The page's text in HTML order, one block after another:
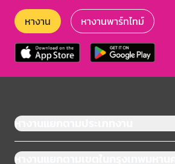
หางาน หางานพาร์ทไทม์
หางานแยกตามประเภทงาน
หางานแยกตามเขตในกรุงเทพมหานคร